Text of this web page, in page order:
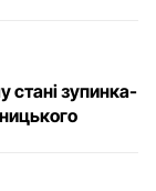
стані зупинка-